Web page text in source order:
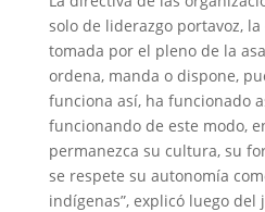
solo de liderazgo portavoz,
tomada por el pleno de la
ordena, manda o dispone,
funciona así, ha funcionado
funcionando de este modo,
permanezca su cultura, su
se respete su autonomía
indígenas”, explicó luego del